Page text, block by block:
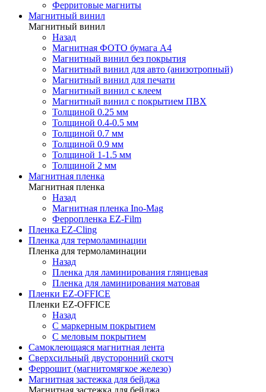
Ферритовые магниты
Магнитный винил
Магнитный винил
Назад
Магнитная ФОТО бумага А4
Магнитный винил без покрытия
Магнитный винил для авто (анизотропный)
Магнитный винил для печати
Магнитный винил с клеем
Магнитный винил с покрытием ПВХ
Толщиной 0.25 мм
Толщиной 0.4-0.5 мм
Толщиной 0.7 мм
Толщиной 0.9 мм
Толщиной 1-1.5 мм
Толщиной 2 мм
Магнитная пленка
Магнитная пленка
Назад
Магнитная пленка Ino-Mag
Ферропленка EZ-Film
Пленка EZ-Cling
Пленка для термоламинации
Пленка для термоламинации
Назад
Пленка для ламинирования глянцевая
Пленка для ламинирования матовая
Пленки EZ-OFFICE
Пленки EZ-OFFICE
Назад
С маркерным покрытием
С меловым покрытием
Самоклеющаяся магнитная лента
Сверхсильный двусторонний скотч
Феррошит (магнитомягкое железо)
Магнитная застежка для бейджа
Магнитная застежка для бейджа